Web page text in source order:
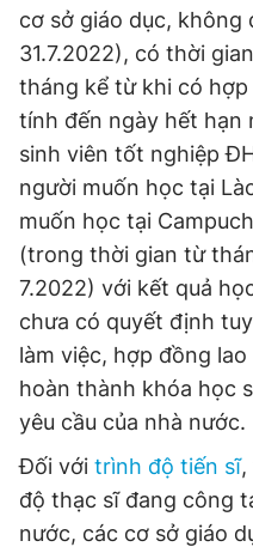
cơ sở giáo dục, không
31.7.2022), có thời
tháng kể từ khi có
tính đến ngày hết hạn
sinh viên tốt nghiệp
người muốn học tại
muốn học tại
(trong thời gian từ
7.2022) với kết quả
chưa có quyết định
làm việc, hợp đồng
hoàn thành khóa học
yêu cầu của nhà nước.
Đối với trình độ tiến sĩ,
độ thạc sĩ đang công
nước, các cơ sở giáo